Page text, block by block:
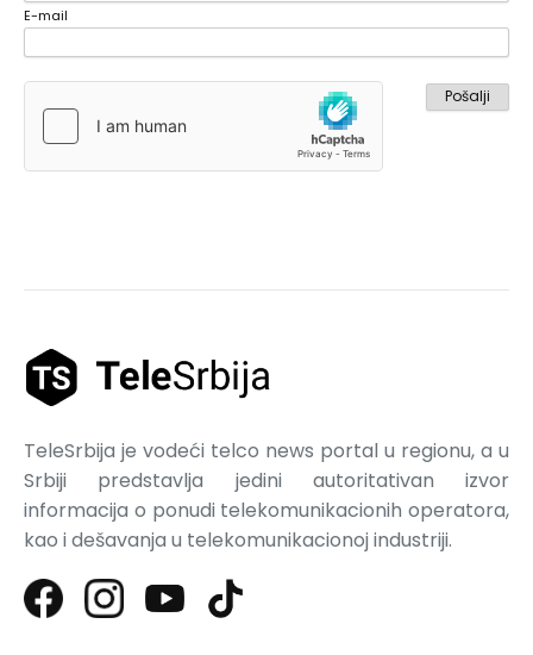
E-mail
TeleSrbija je vodeći telco news portal u regionu, a u
Srbiji predstavlja jedini autoritativan izvor
informacija o ponudi telekomunikacionih operatora,
kao i dešavanja u telekomunikacionoj industriji.